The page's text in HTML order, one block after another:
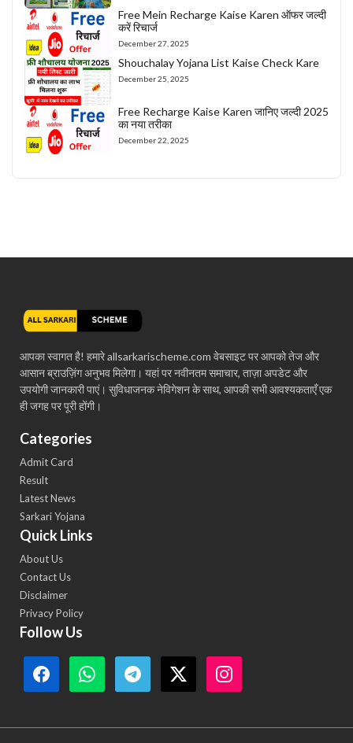
Free Mein Recharge Kaise Karen ऑफर जल्दी
करें रिचार्ज
December 27, 2025
Shouchalay Yojana List Kaise Check Kare
December 25, 2025
Free Recharge Kaise Karen जानिए जल्दी 2025
का नया तरीका
December 22, 2025
आपका स्वागत है! हमारे allsarkarischeme.com वेबसाइट पर आपको तेज और
आसान ब्राउज़िंग अनुभव मिलेगा। यहां पर नवीनतम समाचार, ताज़ा अपडेट और
उपयोगी जानकारी पाएं। सुविधाजनक नेविगेशन के साथ, आपकी सभी आवश्यकताएँ एक
ही जगह पर पूरी होंगी।
Categories
Admit Card
Result
Latest News
Sarkari Yojana
Quick Links
About Us
Contact Us
Disclaimer
Privacy Policy
Follow Us